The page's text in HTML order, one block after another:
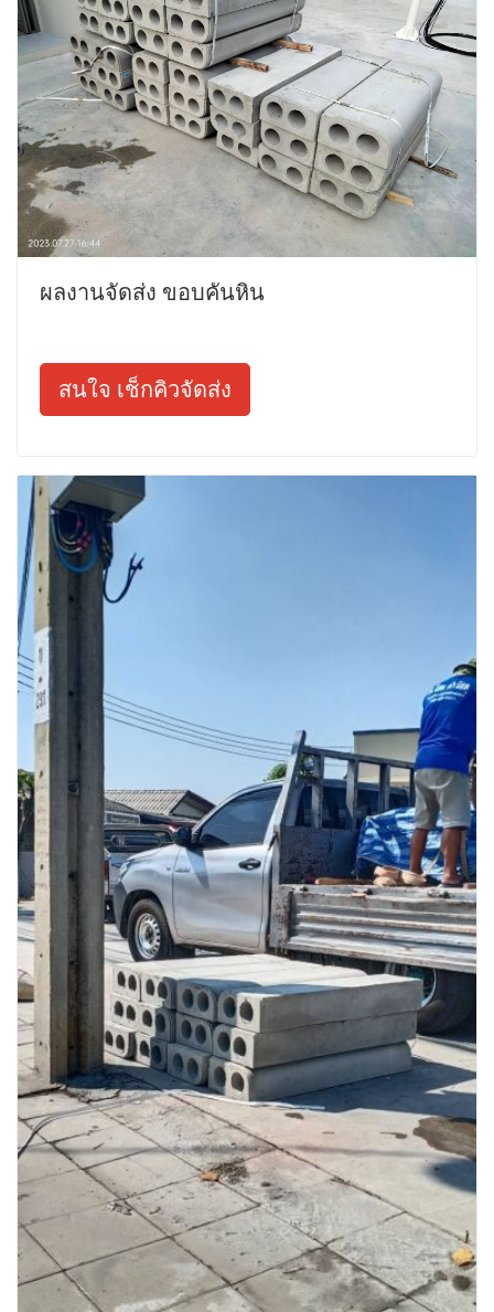
ผลงานจัดส่ง ขอบคันหิน
สนใจ เช็กคิวจัดส่ง